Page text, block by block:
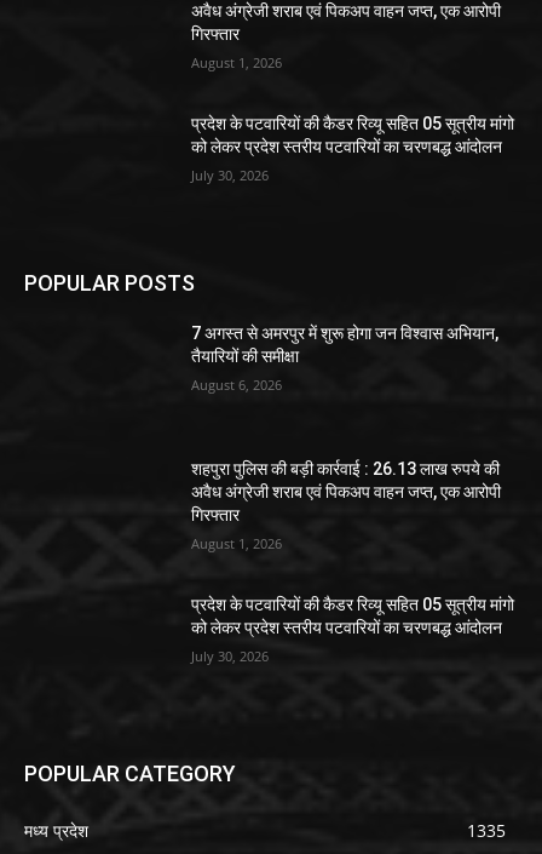
अवैध अंग्रेजी शराब एवं पिकअप वाहन जप्त, एक आरोपी
गिरफ्तार
August 1, 2026
प्रदेश के पटवारियों की कैडर रिव्यू सहित 05 सूत्रीय मांगो
को लेकर प्रदेश स्तरीय पटवारियों का चरणबद्ध आंदोलन
July 30, 2026
POPULAR POSTS
7 अगस्त से अमरपुर में शुरू होगा जन विश्वास अभियान,
तैयारियों की समीक्षा
August 6, 2026
शहपुरा पुलिस की बड़ी कार्रवाई : 26.13 लाख रुपये की
अवैध अंग्रेजी शराब एवं पिकअप वाहन जप्त, एक आरोपी
गिरफ्तार
August 1, 2026
प्रदेश के पटवारियों की कैडर रिव्यू सहित 05 सूत्रीय मांगो
को लेकर प्रदेश स्तरीय पटवारियों का चरणबद्ध आंदोलन
July 30, 2026
POPULAR CATEGORY
मध्य प्रदेश
1335